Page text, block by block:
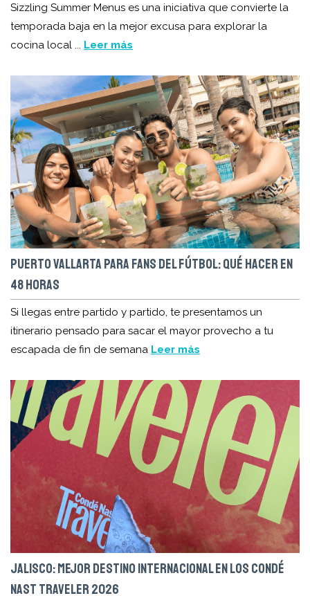
Sizzling Summer Menus es una iniciativa que convierte la
temporada baja en la mejor excusa para explorar la
cocina local ... Leer más
PUERTO VALLARTA PARA FANS DEL FÚTBOL: QUÉ HACER EN
48 HORAS
Si llegas entre partido y partido, te presentamos un
itinerario pensado para sacar el mayor provecho a tu
escapada de fin de semana Leer más
JALISCO: MEJOR DESTINO INTERNACIONAL EN LOS CONDÉ
NAST TRAVELER 2026